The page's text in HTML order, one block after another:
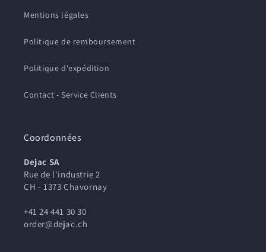
Mentions légales
Politique de remboursement
Politique d'expédition
Contact - Service Clients
Coordonnées
Dejac SA
Rue de l'industrie 2
CH - 1373 Chavornay
+41 24 441 30 30
order@dejac.ch